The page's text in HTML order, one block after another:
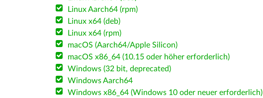
Linux Aarch64 (rpm)
Linux x64 (deb)
Linux x64 (rpm)
macOS (Aarch64/Apple Silicon)
macOS x86_64 (10.15 oder höher erforderlich)
Windows (32 bit, deprecated)
Windows Aarch64
Windows x86_64 (Windows 10 oder neuer erforderlich)